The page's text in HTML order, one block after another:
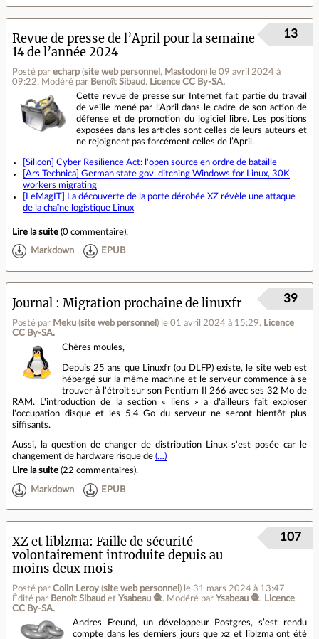
Revue de presse de l’April pour la semaine
14 de l’année 2024
Posté par echarp(site web personnel , Mastodon) le 09 avril 2024 à
09:22. Modéré par Benoît Sibaud. Licence CC By‑SA.
13
Cette revue de presse sur Internet fait partie du travail
de veille mené par l’April dans le cadre de son action de
défense et de promotion du logiciel libre. Les positions
exposées dans les articles sont celles de leurs auteurs et
ne rejoignent pas forcément celles de l’April.
[Silicon] Cyber Resilience Act: l'open source en ordre de bataille
[Ars Technica] German state gov. ditching Windows for Linux, 30K
workers migrating
[LeMagIT] La découverte de la porte dérobée XZ révèle une attaque
de la chaîne logistique Linux
Lire la suite (0 commentaire).
Markdown EPUB
Journal Migration prochaine de linuxfr
Posté par Meku (site web personnel ) le 01 avril 2024 à 15:29. Licence
CC By‑SA.
39
Chères moules,
Depuis 25 ans que Linuxfr (ou DLFP) existe, le site web est
hébergé sur la même machine et le serveur commence à se
trouver à l'étroit sur son Pentium II 266 avec ses 32 Mo de
RAM. L'introduction de la section « liens » a d'ailleurs fait exploser
l'occupation disque et les 5,4 Go du serveur ne seront bientôt plus
siffisants.
Aussi, la question de changer de distribution Linux s'est posée car le
changement de hardware risque de (…)
Lire la suite (22 commentaires).
Markdown EPUB
XZ et liblzma: Faille de sécurité
volontairement introduite depuis au
moins deux mois
Posté par Colin Leroy (site web personnel ) le 31 mars 2024 à 13:47.
Édité par Benoît Sibaud et Ysabeau 🧶. Modéré par Ysabeau 🧶. Licence
CC By‑SA.
107
Andres Freund, un développeur Postgres, s’est rendu
compte dans les derniers jours que xz et liblzma ont été